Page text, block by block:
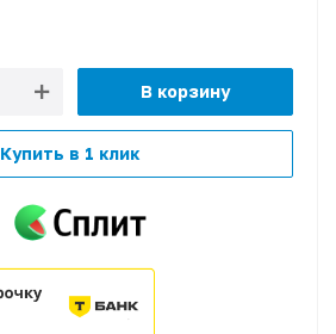
В корзину
Купить в 1 клик